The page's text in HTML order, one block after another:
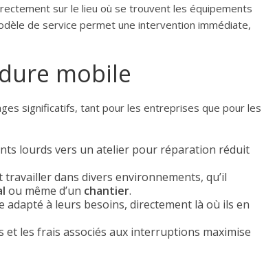
sur le lieu où se trouvent les équipements
de service permet une intervention immédiate,
mobile
significatifs, tant pour les entreprises que pour les
lourds vers un atelier pour réparation réduit
dans divers environnements, qu’il
ou même d’un chantier.
adapté à leurs besoins, directement là où ils en
et les frais associés aux interruptions maximise